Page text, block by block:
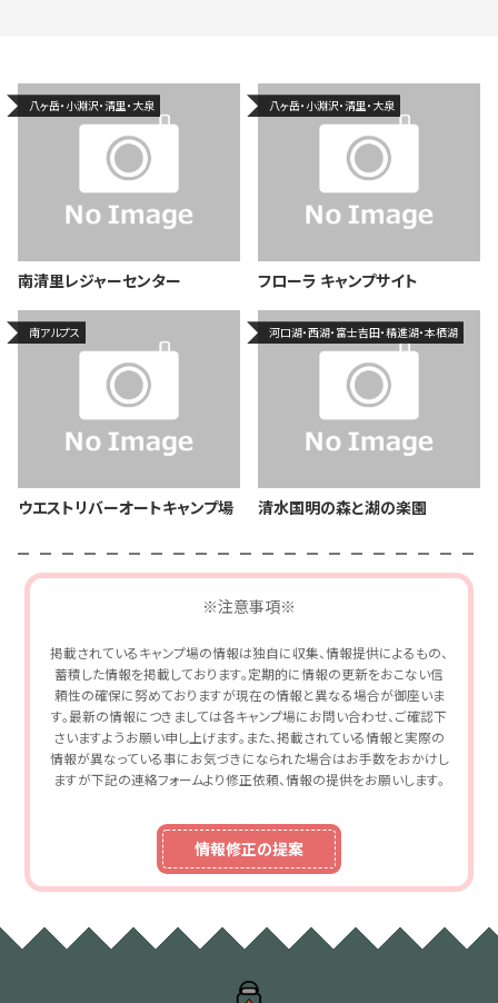
八ヶ岳・小淵沢・清里・大泉
南清里レジャーセンター
八ヶ岳・小淵沢・清里・大泉
フローラ キャンプサイト
南アルプス
ウエストリバーオートキャンプ場
河口湖・西湖・富士吉田・精進湖・本栖湖
清水国明の森と湖の楽園
※注意事項※
掲載されているキャンプ場の情報は独自に収集、情報提供によるもの、
蓄積した情報を掲載しております。定期的に情報の更新をおこない信
頼性の確保に努めておりますが現在の情報と異なる場合が御座いま
す。最新の情報につきましては各キャンプ場にお問い合わせ、ご確認下
さいますようお願い申し上げます。また、掲載されている情報と実際の
情報が異なっている事にお気づきになられた場合はお手数をおかけし
ますが下記の連絡フォームより修正依頼、情報の提供をお願いします。
情報修正の提案